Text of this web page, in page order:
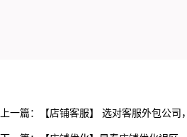
上一篇： 【店铺客服】 选对客服外包公